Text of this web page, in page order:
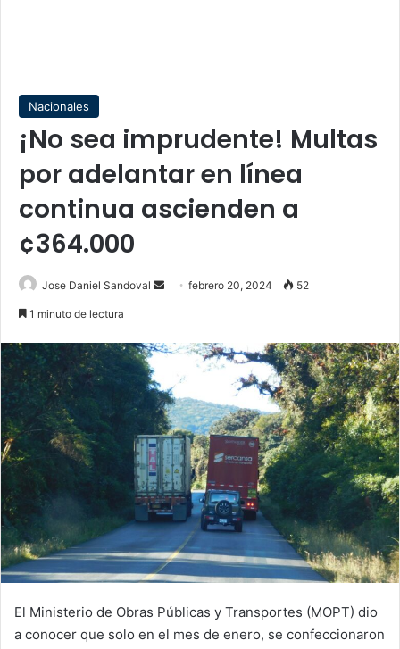
Nacionales
¡No sea imprudente! Multas
por adelantar en línea
continua ascienden a
¢364.000
Jose Daniel Sandoval
Sendfebrero 20, 2024 52
1 minuto de lectura
El Ministerio de Obras Públicas y Transportes (MOPT) dio
a conocer que solo en el mes de enero, se confeccionaron